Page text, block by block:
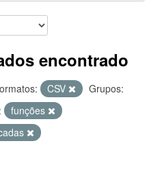
encontrado
CSV
Grupos:
funções